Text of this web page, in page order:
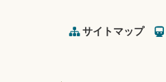
サイトマップ